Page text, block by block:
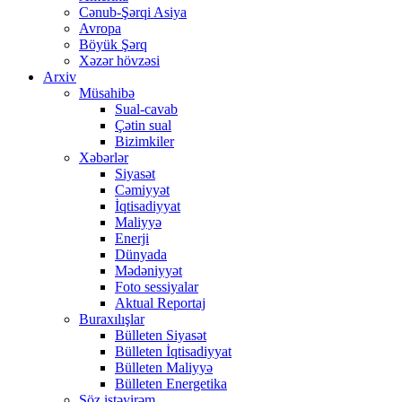
Cənub-Şərqi Asiya
Avropa
Böyük Şərq
Xəzər hövzəsi
Arxiv
Müsahibə
Sual-cavab
Çətin sual
Bizimkiler
Xəbərlər
Siyasət
Cəmiyyət
İqtisadiyyat
Maliyyə
Enerji
Dünyada
Mədəniyyət
Foto sessiyalar
Aktual Reportaj
Buraxılışlar
Bülleten Siyasət
Bülleten İqtisadiyyat
Bülleten Maliyyə
Bülleten Energetika